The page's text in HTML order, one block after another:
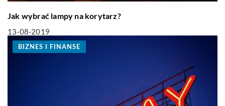
Jak wybrać lampy na korytarz?
13-08-2019
BIZNES I FINANSE